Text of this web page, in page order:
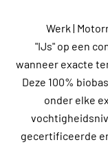
Werk |
"IJs" op een
wanneer exacte
Deze 100%
onder elke
gecertificeerde